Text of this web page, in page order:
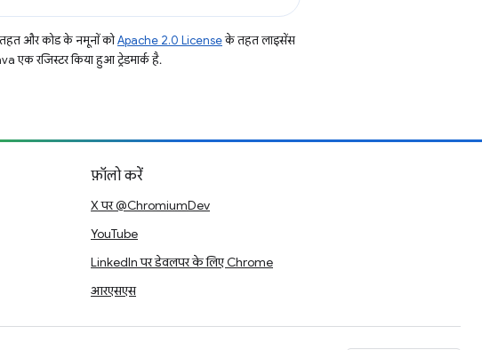
और कोड के नमूनों कोApache 2.0 Licenseके तहत लाइसेंस
रजिस्टर किया हुआ ट्रेडमार्क है.
फ़ॉलो करें
X पर @ChromiumDev
YouTube
LinkedIn पर डेवलपर के लिए Chrome
आरएसएस